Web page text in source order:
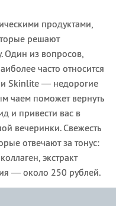
продуктами,
решают
Один из вопросов,
часто относится
Skinlite — недорогие
чаем поможет вернуть
и привести вас в
вечеринки. Свежесть
отвечают за тонус:
экстракт
— около 250 рублей.